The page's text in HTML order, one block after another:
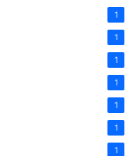
1
1
1
1
1
1
1